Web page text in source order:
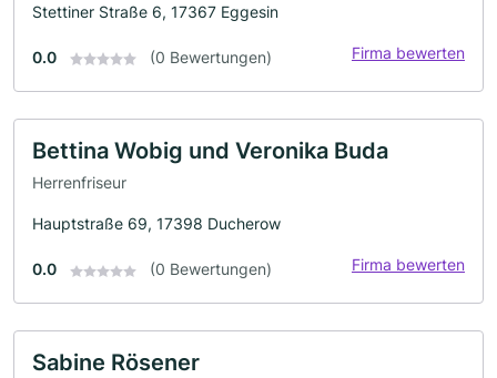
Stettiner Straße 6, 17367 Eggesin
0.0 (0 Bewertungen) Firma bewerten
Bettina Wobig und Veronika Buda
Herrenfriseur
Hauptstraße 69, 17398 Ducherow
0.0 (0 Bewertungen) Firma bewerten
Sabine Rösener